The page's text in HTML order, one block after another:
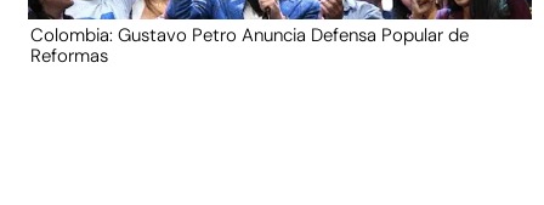
Colombia: Gustavo Petro Anuncia Defensa Popular de
Reformas